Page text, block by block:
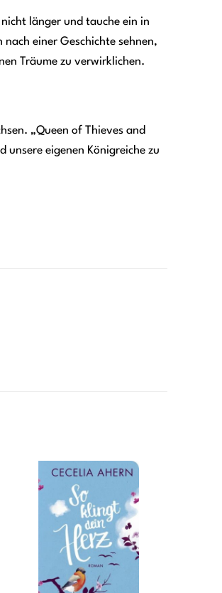
länger und tauche ein in
einer Geschichte sehnen,
Träume zu verwirklichen.
„Queen of Thieves and
unsere eigenen Königreiche zu